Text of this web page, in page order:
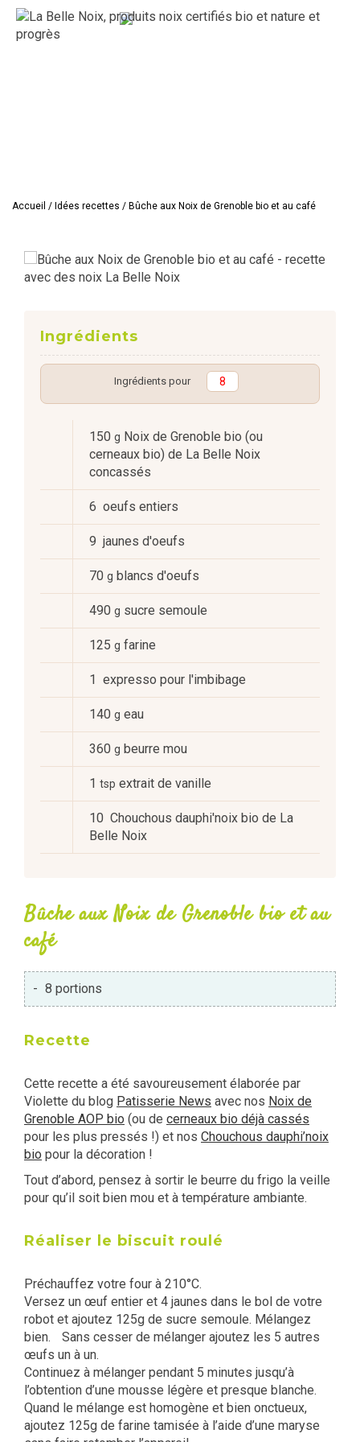
Accueil / Idées recettes / Bûche aux Noix de Grenoble bio et au café
Ingrédients
Ingrédients pour
150 g Noix de Grenoble bio (ou
cerneaux bio) de La Belle Noix
concassés
6 oeufs entiers
9 jaunes d'oeufs
70 g blancs d'oeufs
490 g sucre semoule
125 g farine
1 expresso pour l'imbibage
140 g eau
360 g beurre mou
1 tsp extrait de vanille
10 Chouchous dauphi'noix bio de La
Belle Noix
Bûche aux Noix de Grenoble bio et au
café
- 8 portions
Recette
Cette recette a été savoureusement élaborée par
Violette du blog Patisserie News avec nos Noix de
Grenoble AOP bio (ou de cerneaux bio déjà cassés
pour les plus pressés !) et nos Chouchous dauphi’noix
bio pour la décoration !
Tout d’abord, pensez à sortir le beurre du frigo la veille
pour qu’il soit bien mou et à température ambiante.
Réaliser le biscuit roulé
Préchauffez votre four à 210°C.
Versez un œuf entier et 4 jaunes dans le bol de votre
robot et ajoutez 125g de sucre semoule. Mélangez
bien. Sans cesser de mélanger ajoutez les 5 autres
œufs un à un.
Continuez à mélanger pendant 5 minutes jusqu’à
l’obtention d’une mousse légère et presque blanche.
Quand le mélange est homogène et bien onctueux,
ajoutez 125g de farine tamisée à l’aide d’une maryse